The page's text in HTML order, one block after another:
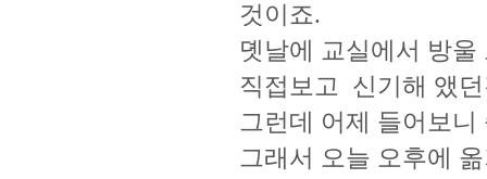
것이죠.
뎻날에 교실에서 방
직접보고 신기해 앴
그런데 어제 들어보
그래서 오늘 오후에